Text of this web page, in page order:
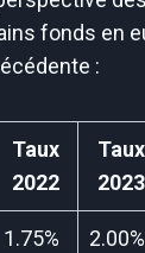
fonds en
:
Taux
2022
Taux
2023
1.75% 2.00%